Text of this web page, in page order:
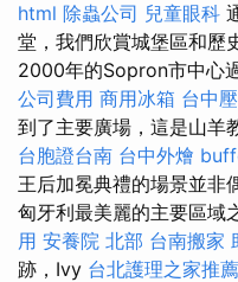
html 除蟲公司 兒童眼科
堂，我們欣賞城堡區和歷
2000年的Sopron市中心
公司費用 商用冰箱 台中
到了主要廣場，這是山羊
台胞證台南 台中外燴
王后加冕典禮的場景並非
匈牙利最美麗的主要區域
用 安養院 北部 台南搬家
跡，Ivy 台北護理之家推薦